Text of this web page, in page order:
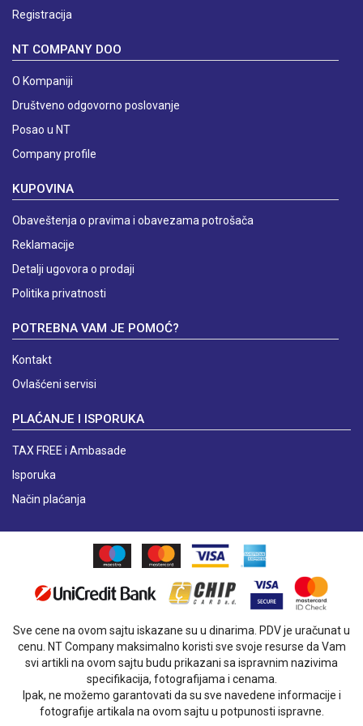
Registracija
NT COMPANY DOO
O Kompaniji
Društveno odgovorno poslovanje
Posao u NT
Company profile
KUPOVINA
Obaveštenja o pravima i obavezama potrošača
Reklamacije
Detalji ugovora o prodaji
Politika privatnosti
POTREBNA VAM JE POMOĆ?
Kontakt
Ovlašćeni servisi
PLAĆANJE I ISPORUKA
TAX FREE i Ambasade
Isporuka
Način plaćanja
Sve cene na ovom sajtu iskazane su u dinarima. PDV je uračunat u
cenu. NT Company maksimalno koristi sve svoje resurse da Vam
svi artikli na ovom sajtu budu prikazani sa ispravnim nazivima
specifikacija, fotografijama i cenama.
Ipak, ne možemo garantovati da su sve navedene informacije i
fotografije artikala na ovom sajtu u potpunosti ispravne.